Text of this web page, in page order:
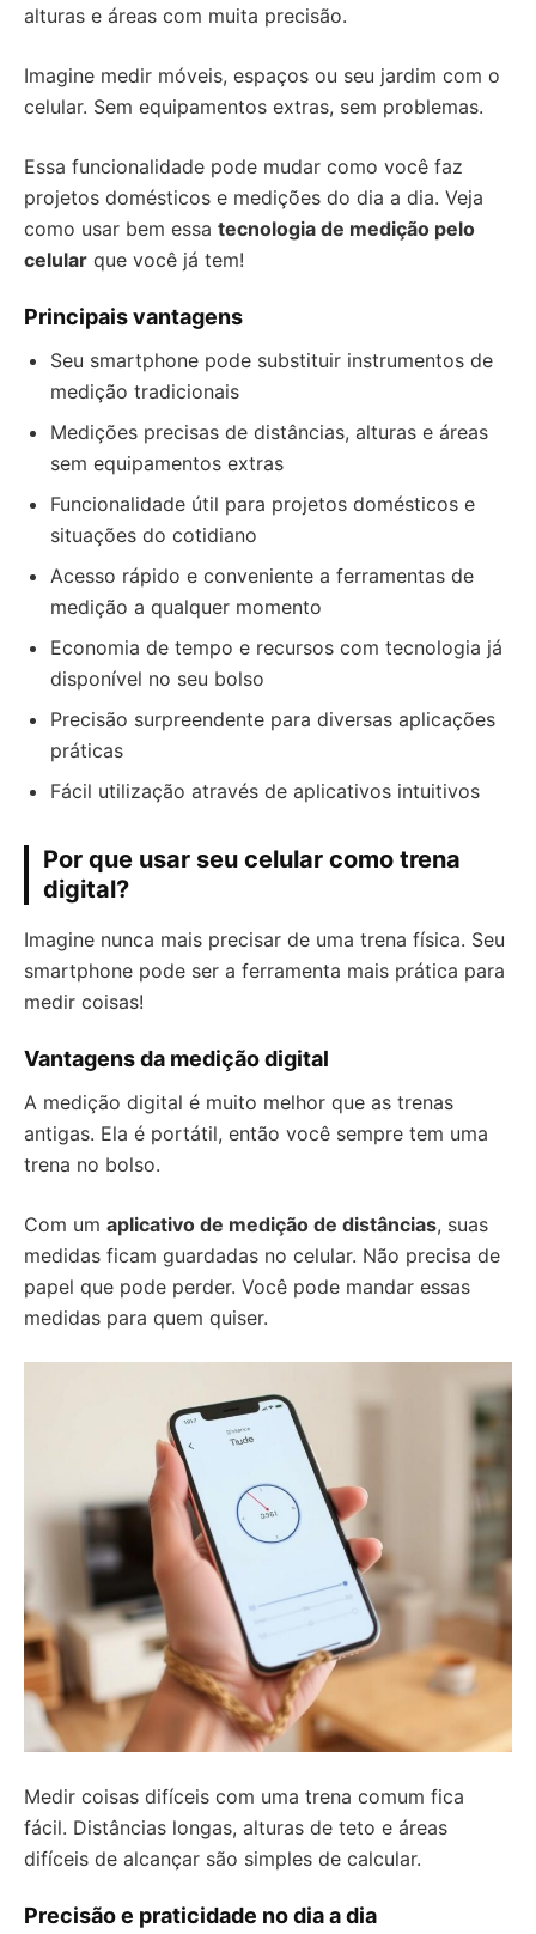
alturas e áreas com muita precisão.
Imagine medir móveis, espaços ou seu jardim com o
celular. Sem equipamentos extras, sem problemas.
Essa funcionalidade pode mudar como você faz
projetos domésticos e medições do dia a dia. Veja
como usar bem essa tecnologia de medição pelo
celular que você já tem!
Principais vantagens
Seu smartphone pode substituir instrumentos de
medição tradicionais
Medições precisas de distâncias, alturas e áreas
sem equipamentos extras
Funcionalidade útil para projetos domésticos e
situações do cotidiano
Acesso rápido e conveniente a ferramentas de
medição a qualquer momento
Economia de tempo e recursos com tecnologia já
disponível no seu bolso
Precisão surpreendente para diversas aplicações
práticas
Fácil utilização através de aplicativos intuitivos
Por que usar seu celular como trena
digital?
Imagine nunca mais precisar de uma trena física. Seu
smartphone pode ser a ferramenta mais prática para
medir coisas!
Vantagens da medição digital
A medição digital é muito melhor que as trenas
antigas. Ela é portátil, então você sempre tem uma
trena no bolso.
Com um aplicativo de medição de distâncias, suas
medidas ficam guardadas no celular. Não precisa de
papel que pode perder. Você pode mandar essas
medidas para quem quiser.
Medir coisas difíceis com uma trena comum fica
fácil. Distâncias longas, alturas de teto e áreas
difíceis de alcançar são simples de calcular.
Precisão e praticidade no dia a dia